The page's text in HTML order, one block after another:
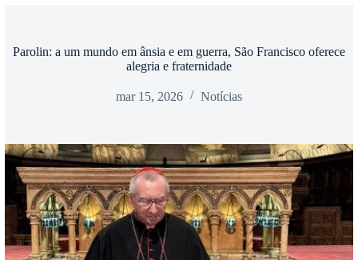
Parolin: a um mundo em ânsia e em guerra, São Francisco oferece
alegria e fraternidade
mar 15, 2026 Notícias